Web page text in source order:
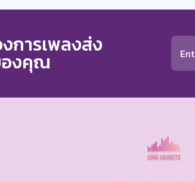
การเพลงส่ง
องคุณ